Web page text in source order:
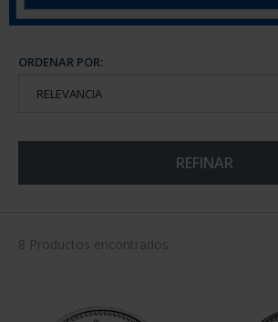
ORDENAR POR:
REFINAR
8 Productos encontrados